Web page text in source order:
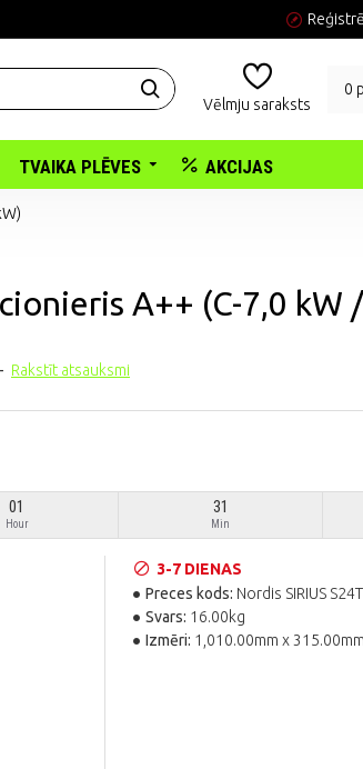
Vēlmju saraksts
0
TVAIKA PLĒVES AKCIJAS
A++ (C-7,0 kW
- Rakstīt atsauksmi
01
Hour
31
Min
3-7 DIENAS
Preces kods: Nordis SIRIUS
Svars: 16.00kg
Izmēri: 1,010.00mm x